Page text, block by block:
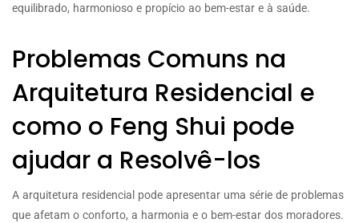
equilibrado, harmonioso e propício ao bem-estar e à saúde.
Problemas Comuns na
Arquitetura Residencial e
como o Feng Shui pode
ajudar a Resolvê-los
A arquitetura residencial pode apresentar uma série de problemas
que afetam o conforto, a harmonia e o bem-estar dos moradores.